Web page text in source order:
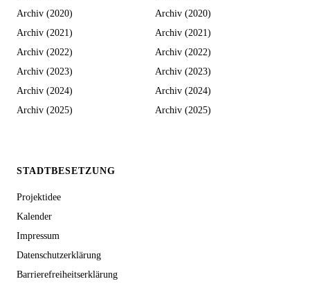
Archiv (2020)
Archiv (2021)
Archiv (2022)
Archiv (2023)
Archiv (2024)
Archiv (2025)
Archiv (2020)
Archiv (2021)
Archiv (2022)
Archiv (2023)
Archiv (2024)
Archiv (2025)
STADTBESETZUNG
Projektidee
Kalender
Impressum
Datenschutzerklärung
Barrierefreiheitserklärung